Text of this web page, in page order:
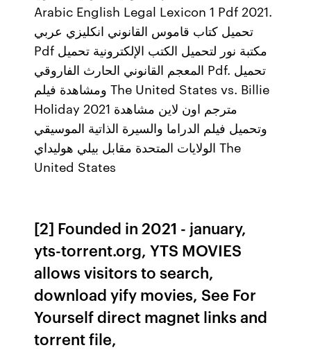
Arabic English Legal Lexicon 1 Pdf 2021.
تحميل كتاب قاموس القانوني انكليزي عربي
Pdf مكتبة نور لتحميل الكتب الإلكترونية تحميل
المعجم القانوني الحارث الفاروقي Pdf. تحميل
ومشاهدة فيلم The United States vs. Billie
Holiday 2021 مترجم اون لاين مشاهدة
وتحميل فيلم الدراما والسيرة الذاتية الموسيقي
الولايات المتحدة مقابل بيلي هوليداي The
United States
[2] Founded in 2021 - january,
yts-torrent.org, YTS MOVIES
allows visitors to search,
download yify movies, See For
Yourself direct magnet links and
torrent file,